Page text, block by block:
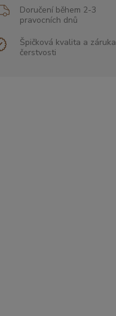
Doručení během 2-3
pravocních dnů
Špičková kvalita a záruka
čerstvosti